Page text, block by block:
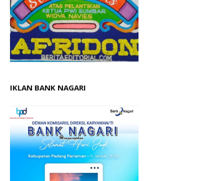
IKLAN BANK NAGARI